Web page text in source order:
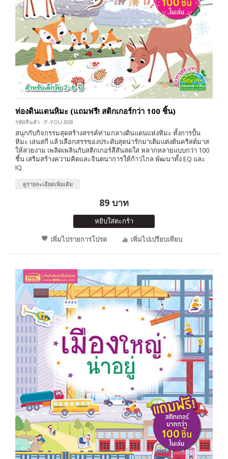
ท่องดินแดนหิมะ (แถมฟรี! สติกเกอร์กว่า 100 ชิ้น)
รหัสสินค้า : P-YOU-808
สนุกกับกิจกรรมสุดสร้างสรรค์ท่ามกลางดินแดนแห่งหิมะ ทั้งการปั้น
หิมะ เล่นสกี แล้วเลือกสรรของประดับสุดน่ารักมาเติมแต่งต้นคริสต์มาส
ให้สวยงาม เพลิดเพลินกับสติกเกอร์สีสันสดใส หลากหลายแบบกว่า 100
ชิ้น เสริมสร้างความคิดและจินตนาการให้ก้าวไกล พัฒนาทั้ง EQ และ
IQ
ดูรายละเอียดเพิ่มเติม
89 บาท
หยิบใส่ตะกร้า
เพิ่มไปรายการโปรด
เพิ่มไปเปรียบเทียบ